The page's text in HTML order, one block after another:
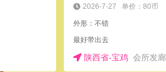
2026-7-27 单价：80币
外形：不错
最好带出去
陕西省-宝鸡 会所发廊